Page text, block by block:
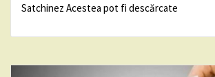
Satchinez Acestea pot fi descărcate